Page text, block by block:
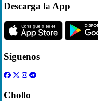
Descarga la App
Síguenos
Chollo